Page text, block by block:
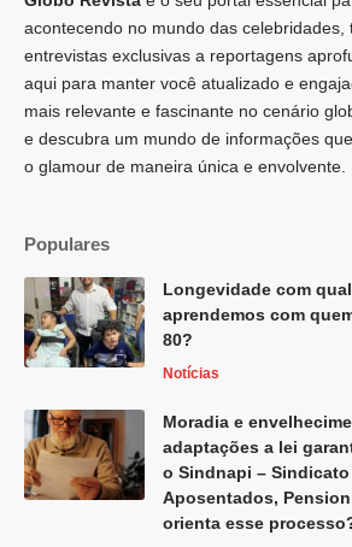
acontecendo no mundo das
entrevistas exclusivas a reportagens
aqui para manter você atualizado e
mais relevante e fascinante no cenário
e descubra um mundo de informações
o glamour de maneira única e envolvente.
Populares
Longevidade com
aprendemos com
80?
Notícias
Moradia e
adaptações a lei
o Sindnapi –
Aposentados,
orienta esse